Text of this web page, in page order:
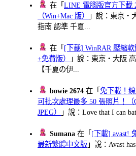
在「LINE 電腦版官方下載
（Win+Mac 版）
」說：東京・
指南 認準 千夏...
在「 [下載] WinRAR 壓縮
+免費版）
」說：東京・大阪
【千夏の伊...
bowie 2674 在「免下載！線
可批次處理最多 50 張照片！（
JPEG）
」說：Love that I can
Sumana 在「 [下載] avast!
最新繁體中文版 」說：Avast